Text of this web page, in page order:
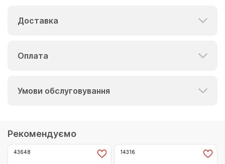
Доставка
Оплата
Умови обслуговування
Рекомендуємо
43648 14316